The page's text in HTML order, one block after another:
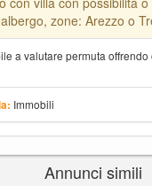
zone: Arezzo o
a valutare permuta offrendo
Immobili
Annunci simili